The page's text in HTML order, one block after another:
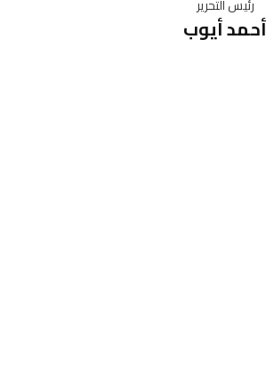
رئيس التحرير
أحمد أيوب